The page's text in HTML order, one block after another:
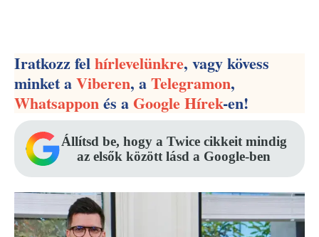
Iratkozz felhírlevelünkre, vagy kövess
minket aViberen, aTelegramon,
Whatsapponés aGoogle Hírek-en!
Állítsd be, hogy a Twice cikkeit mindig
az elsők között lásd a Google-ben